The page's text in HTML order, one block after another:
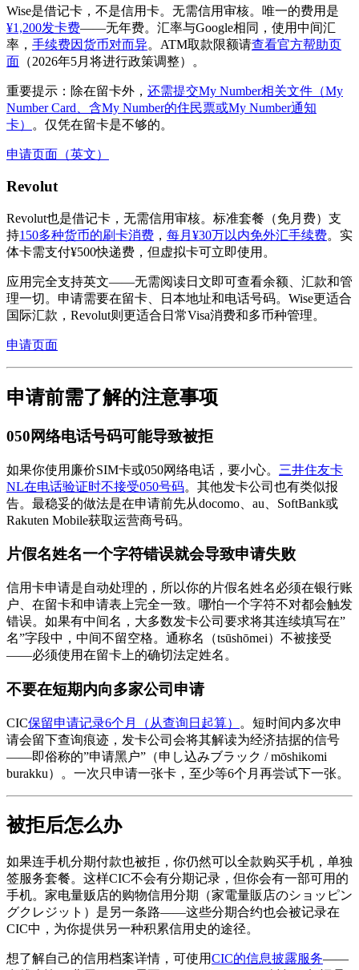
Wise是借记卡，不是信用卡。无需信用审核。唯一的费用是
¥1,200发卡费——无年费。汇率与Google相同，使用中间汇
率， 手续费因货币对而异。ATM取款限额请查看官方帮助页
面 （2026年5月将进行政策调整）。
重要提示：除在留卡外， 还需提交My Number相关文件（My
Number Card、含My Number的住民票或My Number通知
卡）
。仅凭在留卡是不够的。
申请页面（英文）
Revolut
Revolut也是借记卡，无需信用审核。标准套餐（免月费）支
持150多种货币的刷卡消费 ， 每月¥30万以内免外汇手续费。实
体卡需支付¥500快递费，但虚拟卡可立即使用。
应用完全支持英文——无需阅读日文即可查看余额、汇款和管
理一切。申请需要在留卡、日本地址和电话号码。Wise更适合
国际汇款，Revolut则更适合日常Visa消费和多币种管理。
申请页面
申请前需了解的注意事项
050网络电话号码可能导致被拒
如果你使用廉价SIM卡或050网络电话，要小心。 三井住友卡
NL在电话验证时不接受050号码。其他发卡公司也有类似报
告。最稳妥的做法是在申请前先从docomo、au、SoftBank或
Rakuten Mobile获取运营商号码。
片假名姓名一个字符错误就会导致申请失败
信用卡申请是自动处理的，所以你的片假名姓名必须在银行账
户、在留卡和申请表上完全一致。哪怕一个字符不对都会触发
错误。如果有中间名，大多数发卡公司要求将其连续填写在”
名”字段中，中间不留空格。通称名（tsūshōmei）不被接受
——必须使用在留卡上的确切法定姓名。
不要在短期内向多家公司申请
CIC保留申请记录6个月（从查询日起算）
。短时间内多次申
请会留下查询痕迹，发卡公司会将其解读为经济拮据的信号
——即俗称的”申请黑户”（申し込みブラック / mōshikomi
burakku）。一次只申请一张卡，至少等6个月再尝试下一张。
被拒后怎么办
如果连手机分期付款也被拒，你仍然可以全款购买手机，单独
签服务套餐。这样CIC不会有分期记录，但你会有一部可用的
手机。家电量贩店的购物信用分期（家電量販店のショッピン
グクレジット）是另一条路——这些分期合约也会被记录在
CIC中，为你提供另一种积累信用史的途径。
想了解自己的信用档案详情，可使用CIC的信息披露服务——